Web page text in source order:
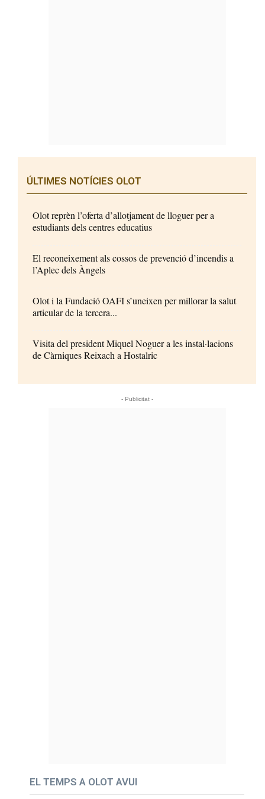
ÚLTIMES NOTÍCIES OLOT
Olot reprèn l’oferta d’allotjament de lloguer per a
estudiants dels centres educatius
El reconeixement als cossos de prevenció d’incendis a
l’Aplec dels Àngels
Olot i la Fundació OAFI s’uneixen per millorar la salut
articular de la tercera...
Visita del president Miquel Noguer a les instal·lacions
de Càrniques Reixach a Hostalric
- Publicitat -
EL TEMPS A OLOT AVUI